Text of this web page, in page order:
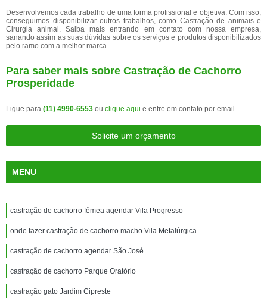
Desenvolvemos cada trabalho de uma forma profissional e objetiva. Com isso,
conseguimos disponibilizar outros trabalhos, como Castração de animais e
Cirurgia animal. Saiba mais entrando em contato com nossa empresa,
sanando assim as suas dúvidas sobre os serviços e produtos disponibilizados
pelo ramo com a melhor marca.
Para saber mais sobre Castração de Cachorro
Prosperidade
Ligue para (11) 4990-6553 ou clique aqui e entre em contato por email.
Solicite um orçamento
MENU
castração de cachorro fêmea agendar Vila Progresso
onde fazer castração de cachorro macho Vila Metalúrgica
castração de cachorro agendar São José
castração de cachorro Parque Oratório
castração gato Jardim Cipreste